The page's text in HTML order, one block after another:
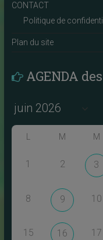
CONTACT
Politique de
Plan du site
AGENDA
M M
1 2 3
8 9 10
15 16 17